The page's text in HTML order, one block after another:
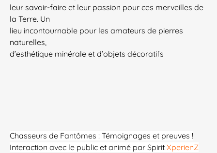
leur savoir-faire et leur passion pour ces merveilles de
la Terre. Un
lieu incontournable pour les amateurs de pierres
naturelles,
d’esthétique minérale et d’objets décoratifs
Chasseurs de Fantômes : Témoignages et preuves !
Interaction avec le public et animé par Spirit XperienZ